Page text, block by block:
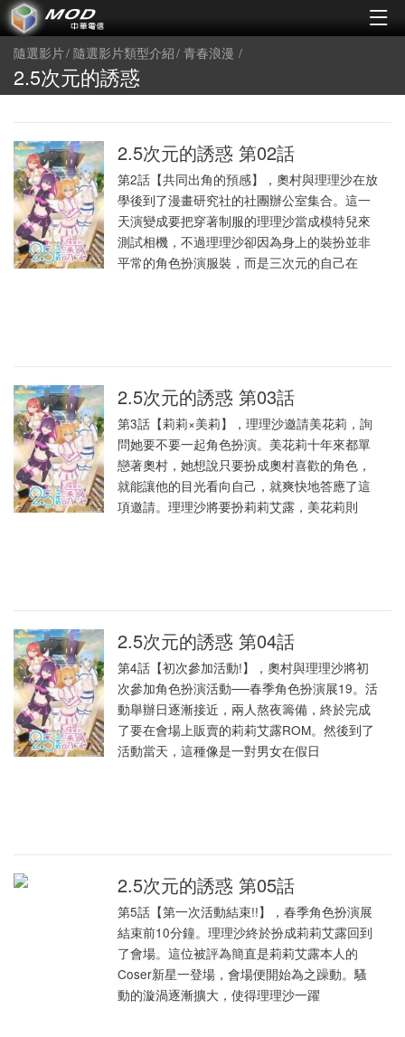
隨選影片 隨選影片類型介紹 青春浪漫
2.5次元的誘惑
2.5次元的誘惑 第02話
第2話【共同出角的預感】，奧村與理理沙在放
學後到了漫畫研究社的社團辦公室集合。這一
天演變成要把穿著制服的理理沙當成模特兒來
測試相機，不過理理沙卻因為身上的裝扮並非
平常的角色扮演服裝，而是三次元的自己在
2.5次元的誘惑 第03話
第3話【莉莉×美莉】，理理沙邀請美花莉，詢
問她要不要一起角色扮演。美花莉十年來都單
戀著奧村，她想說只要扮成奧村喜歡的角色，
就能讓他的目光看向自己，就爽快地答應了這
項邀請。理理沙將要扮莉莉艾露，美花莉則
2.5次元的誘惑 第04話
第4話【初次參加活動!】，奧村與理理沙將初
次參加角色扮演活動──春季角色扮演展19。活
動舉辦日逐漸接近，兩人熬夜籌備，終於完成
了要在會場上販賣的莉莉艾露ROM。然後到了
活動當天，這種像是一對男女在假日
2.5次元的誘惑 第05話
第5話【第一次活動結束!!】，春季角色扮演展
結束前10分鐘。理理沙終於扮成莉莉艾露回到
了會場。這位被評為簡直是莉莉艾露本人的
Coser新星一登場，會場便開始為之躁動。騷
動的漩渦逐漸擴大，使得理理沙一躍